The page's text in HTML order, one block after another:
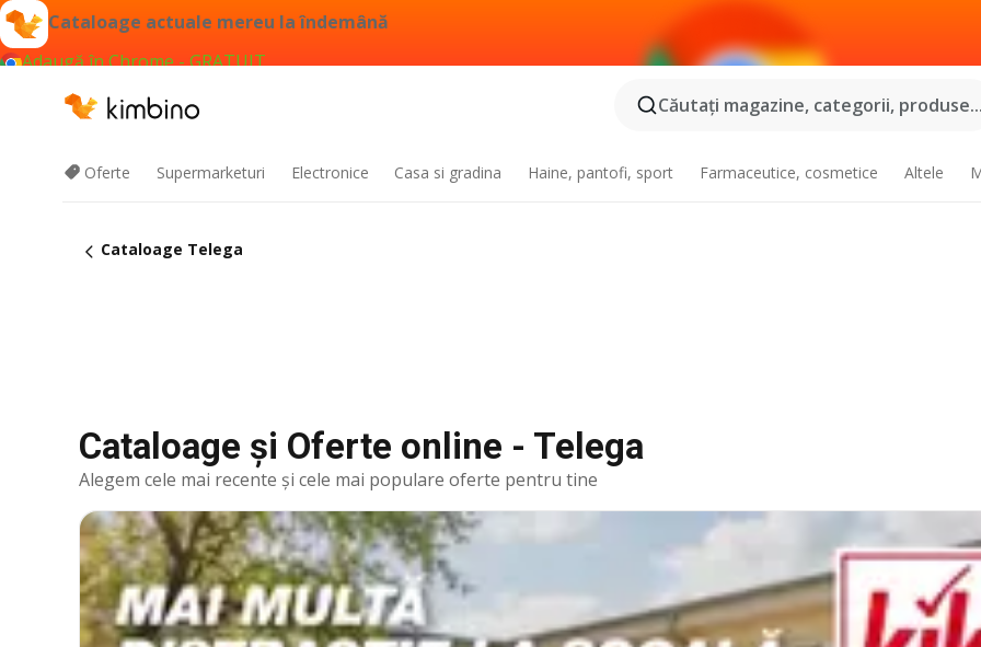
Cataloage actuale mereu la îndemână
Adaugă în Chrome - GRATUIT
Căutaţi magazine, categorii,
Oferte Supermarketuri Electronice Casa si gradina Haine, pantofi, sport Farmaceutice, cosmetice Altele
Cataloage Telega
Cataloage și Oferte online - Telega
Alegem cele mai recente şi cele mai populare oferte pentru tine